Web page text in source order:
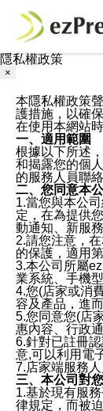
隱私權政策
×
本隱私權政策
護措施，以確
在使用本網站
一、適用範圍
根據以下所述
和揭露您的個
的服務人員聯
二、您同意本
1.當您與本公
定，在為提供
動通知、新服
2.請您注意，
的保護，適用
3.本公司所屬
業系統、手機
4.您(店家或消
容及產品，進
5.您同意您(店
惠內容、行政
6.針對已註冊
意,可以利用電
7.店家端服務
三、本公司對
1.基於現有服
律規定，而被